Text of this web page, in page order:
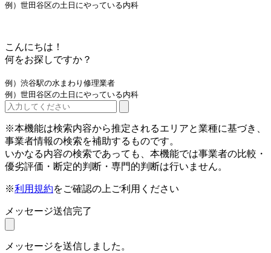
例）世田谷区の土日にやっている内科
こんにちは！
何をお探しですか？
例）渋谷駅の水まわり修理業者
例）世田谷区の土日にやっている内科
※本機能は検索内容から推定されるエリアと業種に基づき、
事業者情報の検索を補助するものです。
いかなる内容の検索であっても、本機能では事業者の比較・
優劣評価・断定的判断・専門的判断は行いません。
※利用規約をご確認の上ご利用ください
メッセージ送信完了
メッセージを送信しました。